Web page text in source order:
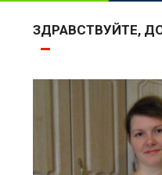
ЗДРАВСТВУЙТЕ,